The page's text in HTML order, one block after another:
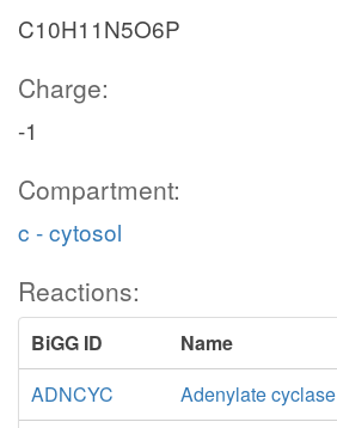
C10H11N5O6P
Charge:
-1
Compartment:
c - cytosol
Reactions:
BiGG ID
Name
ADNCYC
Adenylate cyclase